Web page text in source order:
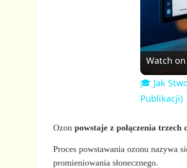
Watch on
🎓 Jak
Publikacji)
Ozonpowstaje z połączenia trzech
Proces powstawania ozonu nazywa
promieniowania słonecznego.